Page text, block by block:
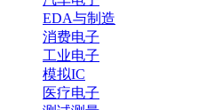
EDA与制造
消费电子
工业电子
模拟IC
医疗电子